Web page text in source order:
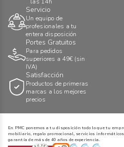
Servicio
Un equipo de
profesionales a tu
entera disposición
Portes Gratuitos
Para pedidos
superiores a 49€ (sin
IVA)
Satisfacción
Productos de primeras
marcas a los mejores
precios
En PMC ponemos a tu disposición todo lo que tu
mobiliario, regalo promocional, servicios
garantía de más de 40 años de experiencia.